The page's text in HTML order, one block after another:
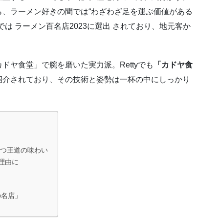
ラーメン好きの間では“わざわざ足を運ぶ価値がある
は ラーメン百名店2023に選出 されており、地元客か
ヤ食堂」で腕を磨いた実力派。Rettyでも
「カドヤ食
介されており、その技術と姿勢は一杯の中にしっかり
王道の味わい
由に
店」